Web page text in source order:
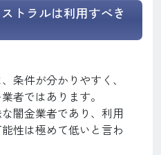
トラルは利用すべき
条件が分かりやすく、
者ではあります。
闇金業者であり、利用
性は極めて低いと言わ